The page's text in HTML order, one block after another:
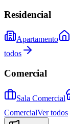
Residencial
Apartamento
todos
Comercial
Sala Comercial
ComercialVer todos